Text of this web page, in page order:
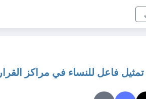
فاعل للنساء في مراكز القرار